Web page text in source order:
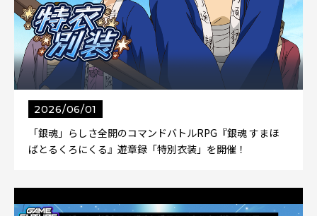
2026/06/01
「銀魂」らしさ全開のコマンドバトルRPG『銀魂 すまほ
ばとるくろにくる』遊章録「特別衣装」を開催！